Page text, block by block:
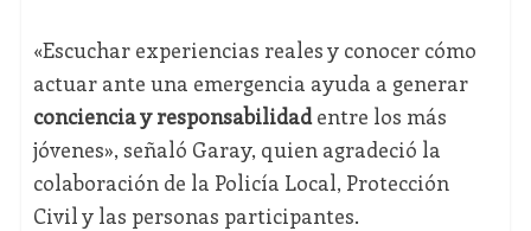
«Escuchar experiencias reales y conocer cómo
actuar ante una emergencia ayuda a generar
conciencia y responsabilidadentre los más
jóvenes», señaló Garay, quien agradeció la
colaboración de la Policía Local, Protección
Civil y las personas participantes.